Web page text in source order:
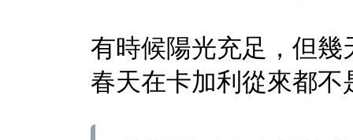
有時候陽光充足，但
春天在卡加利從來都